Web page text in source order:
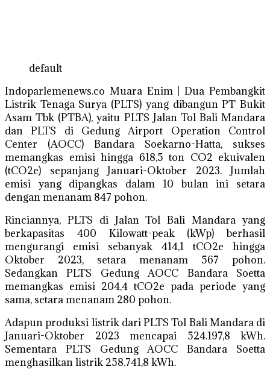
default
Indoparlemenews.co Muara Enim | Dua Pembangkit
Listrik Tenaga Surya (PLTS) yang dibangun PT Bukit
Asam Tbk (PTBA), yaitu PLTS Jalan Tol Bali Mandara
dan PLTS di Gedung Airport Operation Control
Center (AOCC) Bandara Soekarno-Hatta, sukses
memangkas emisi hingga 618,5 ton CO2 ekuivalen
(tCO2e) sepanjang Januari-Oktober 2023. Jumlah
emisi yang dipangkas dalam 10 bulan ini setara
dengan menanam 847 pohon.
Rinciannya, PLTS di Jalan Tol Bali Mandara yang
berkapasitas 400 Kilowatt-peak (kWp) berhasil
mengurangi emisi sebanyak 414,1 tCO2e hingga
Oktober 2023, setara menanam 567 pohon.
Sedangkan PLTS Gedung AOCC Bandara Soetta
memangkas emisi 204,4 tCO2e pada periode yang
sama, setara menanam 280 pohon.
Adapun produksi listrik dari PLTS Tol Bali Mandara di
Januari-Oktober 2023 mencapai 524.197,8 kWh.
Sementara PLTS Gedung AOCC Bandara Soetta
menghasilkan listrik 258.741,8 kWh.